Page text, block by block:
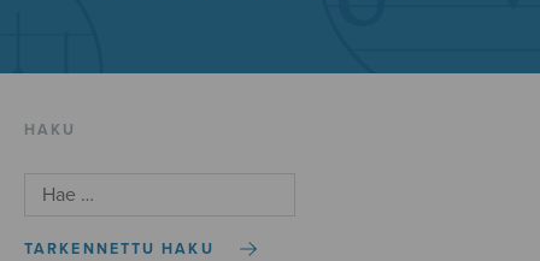
HAKU
TARKENNETTU HAKU